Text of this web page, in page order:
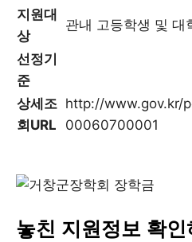
지원대
상
관내 고등학생 및 대
선정기
준
상세조
회URL
http://www.gov.kr/
00060700001
놓친 지원정보 확인